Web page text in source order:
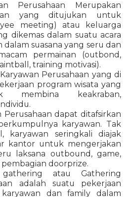
Perusahaan Merupakan
yang ditujukan untuk
meeting) atau keluarga
dikemas dalam suatu acara
dalam suasana yang seru dan
permainan (outbond,
training motivasi).
Perusahaan yang di
program wisata yang
membina keakraban,
Perusahaan dapat ditafsirkan
karyawan. Tak
karyawan seringkali diajak
kantor untuk mengerjakan
laksana outbound, game,
doorprize.
atau Gathering
adalah suatu pekerjaan
dan family dalam